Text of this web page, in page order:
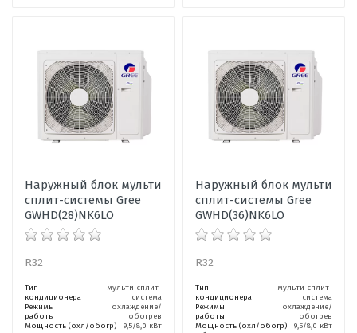
Наружный блок мульти
сплит-системы Gree
GWHD(28)NK6LO
R32
Тип
кондиционера
мульти сплит-
система
Режимы
работы
охлаждение/
обогрев
Мощность (охл/обогр)
9,5/8,0 кВт
Наружный блок мульти
сплит-системы Gree
GWHD(36)NK6LO
R32
Тип
кондиционера
мульти сплит-
система
Режимы
работы
охлаждение/
обогрев
Мощность (охл/обогр)
9,5/8,0 кВт